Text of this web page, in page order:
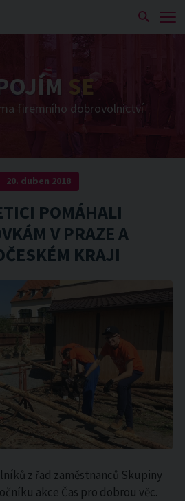
SE
firemního dobrovolnictví
20. duben 2018
POMÁHALI
V PRAZE A
KRAJI
z řad zaměstnanců Skupiny
akce Čas pro dobrou věc.